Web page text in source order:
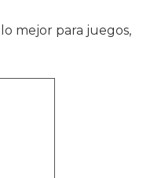
mejor para juegos,